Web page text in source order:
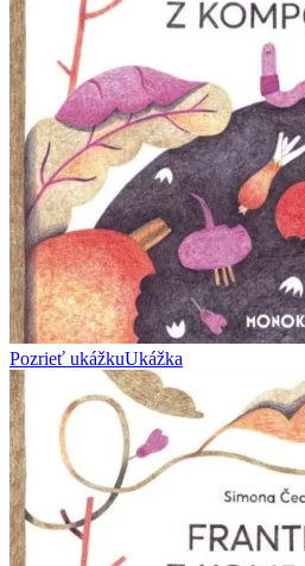
Pozrieť ukážkuUkážka